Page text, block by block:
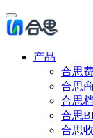
产品
合思
合思
合思
合思
合思